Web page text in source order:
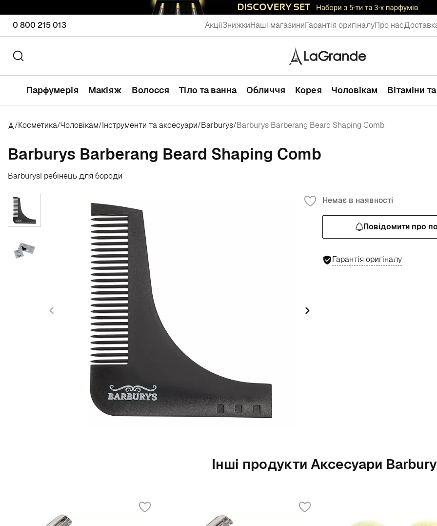
0 800 215 013 АкціїЗнижкиНаші магазиниГарантія оригіналуПро нас
Парфумерія Макіяж Волосся Тіло та ванна Обличчя Корея Чоловікам Вітаміни
/Косметика/Чоловікам/Інструменти та аксесуари/Barburys/Barburys Barberang Beard Shaping Comb
Barburys Barberang Beard Shaping Comb
BarburysГребінець для бороди
Немає в наявності
Повідомити про
Гарантія оригіналу
Інші продукти Аксесуари